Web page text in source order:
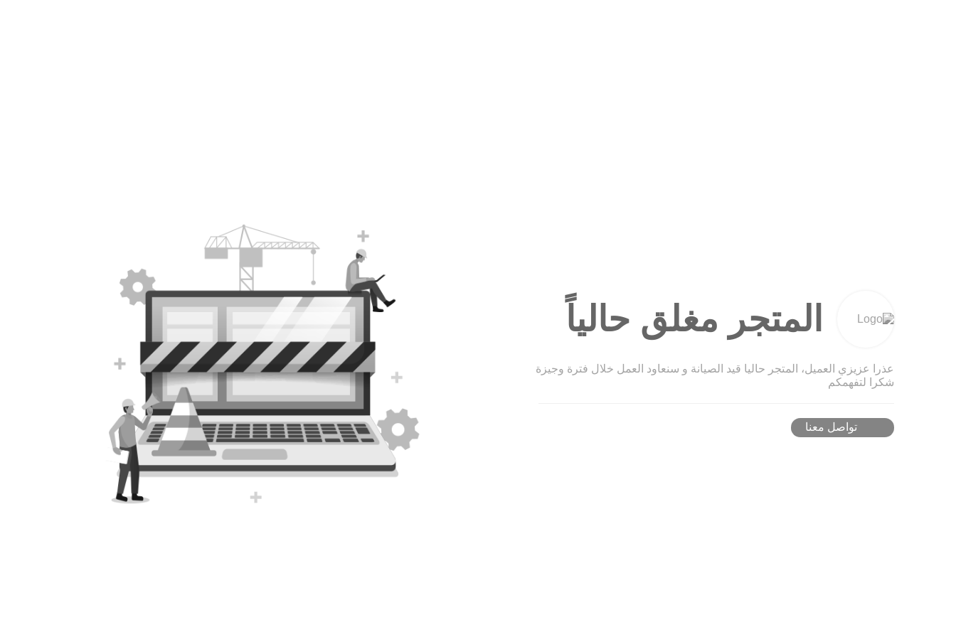
المتجر مغلق حالياً
عذرا عزيزي العميل، المتجر حاليا قيد الصيانة و سنعاود العمل خلال فترة وجيزة
شكرا لتفهمكم
تواصل معنا